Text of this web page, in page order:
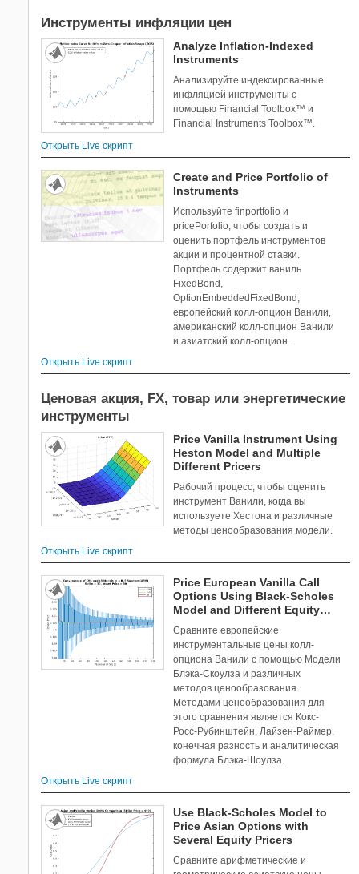
Инструменты инфляции цен
Analyze Inflation-Indexed
Instruments
Анализируйте индексированные
инфляцией инструменты с
помощью Financial Toolbox™ и
Financial Instruments Toolbox™.
Открыть Live скрипт
Create and Price Portfolio of
Instruments
Используйте finportfolio и
pricePorfolio, чтобы создать и
оценить портфель инструментов
акции и процентной ставки.
Портфель содержит ваниль
FixedBond,
OptionEmbeddedFixedBond,
европейский колл-опцион Ванили,
американский колл-опцион Ванили
и азиатский колл-опцион.
Открыть Live скрипт
Ценовая акция, FX, товар или энергетические
инструменты
Price Vanilla Instrument Using
Heston Model and Multiple
Different Pricers
Рабочий процесс, чтобы оценить
инструмент Ванили, когда вы
используете Хестона и различные
методы ценообразования модели.
Открыть Live скрипт
Price European Vanilla Call
Options Using Black-Scholes
Model and Different Equity
Сравните европейские
инструментальные цены колл-
опциона Ванили с помощью Модели
Блэка-Скоулза и различных
методов ценообразования.
Методами ценообразования для
этого сравнения является Кокс-
Росс-Рубинштейн, Лайзен-Раймер,
конечная разность и аналитическая
формула Блэка-Шоулза.
Открыть Live скрипт
Use Black-Scholes Model to
Price Asian Options with
Several Equity Pricers
Сравните арифметические и